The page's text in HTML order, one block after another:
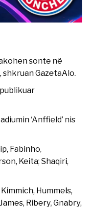
sonte në
GazetaAlo.
‘Anffield’ nis
Fabinho,
Keita; Shaqiri,
Hummels,
Ribery, Gnabry,